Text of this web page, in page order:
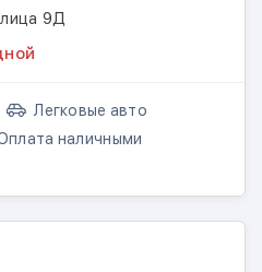
9Д
Легковые авто
наличными